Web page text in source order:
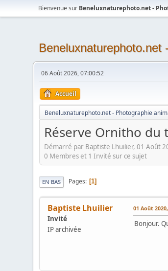
Bienvenue sur Beneluxnaturephoto.net -
Beneluxnaturephoto.net
06 Août 2026, 07:00:52
Accueil
Beneluxnaturephoto.net - Photographie
Réserve Ornitho du
Démarré par Baptiste Lhuilier, 01 Août
0 Membres et 1 Invité sur ce sujet
EN BAS Pages 1
Baptiste Lhuilier
Invité
IP archivée
01 Août
Bonjour.